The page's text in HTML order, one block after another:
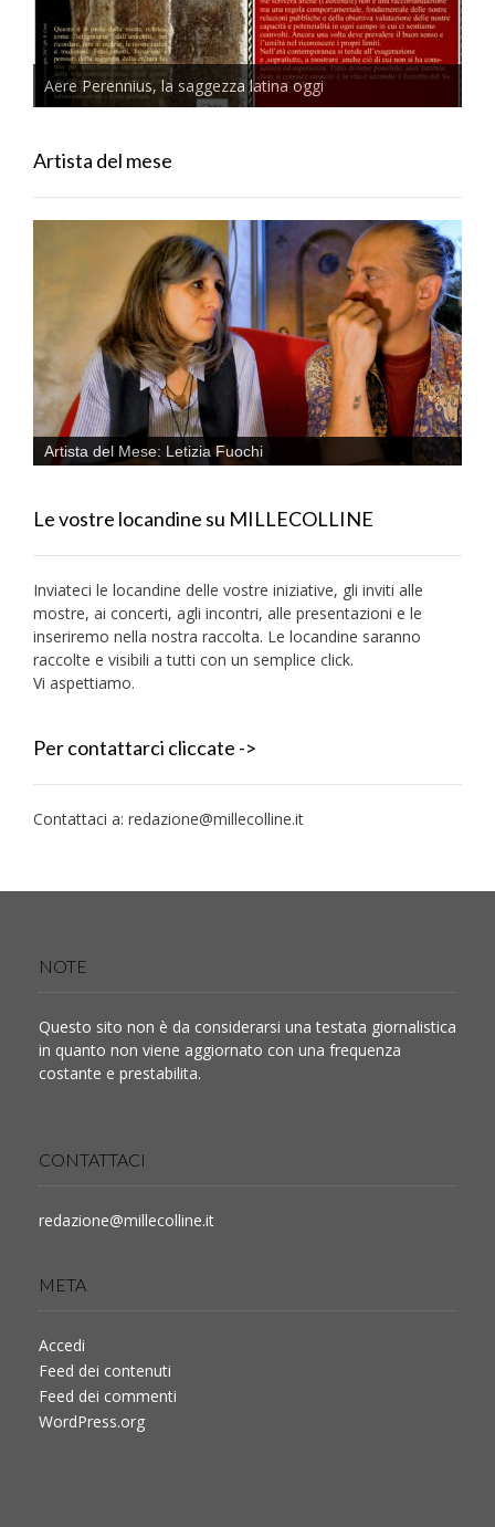
Aere Perennius, la saggezza latina oggi
Artista del mese
Artista del Mese: Letizia Fuochi
Le vostre locandine su MILLECOLLINE
Inviateci le locandine delle vostre iniziative, gli inviti alle
mostre, ai concerti, agli incontri, alle presentazioni e le
inseriremo nella nostra raccolta. Le locandine saranno
raccolte e visibili a tutti con un semplice click.
Vi aspettiamo.
Per contattarci cliccate ->
Contattaci a: redazione@millecolline.it
NOTE
Questo sito non è da considerarsi una testata giornalistica
in quanto non viene aggiornato con una frequenza
costante e prestabilita.
CONTATTACI
redazione@millecolline.it
META
Accedi
Feed dei contenuti
Feed dei commenti
WordPress.org